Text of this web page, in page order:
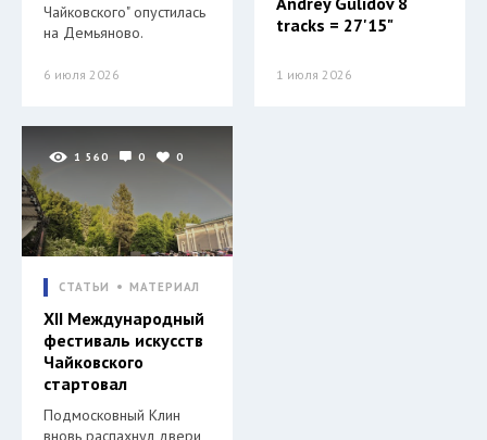
Чайковского" опустилась
на Демьяново.
6 июля 2026
tracks = 27'15"
1 июля 2026
1 560 0 0
СТАТЬИ МАТЕРИАЛ
XII Международный
фестиваль искусств
Чайковского
стартовал
Подмосковный Клин
вновь распахнул двери